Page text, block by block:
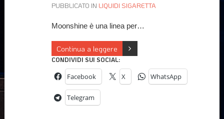
PUBBLICATO IN LIQUIDI SIGARETTA
Moonshine è una linea per…
Continua a leggere
CONDIVIDI SUI SOCIAL:
Facebook X WhatsApp
Telegram